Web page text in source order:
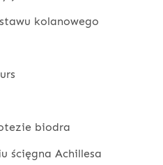
kolanowego
biodra
ścięgna Achillesa